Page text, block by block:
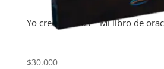
Yo creo en Dios – Mi libro de
$30.000